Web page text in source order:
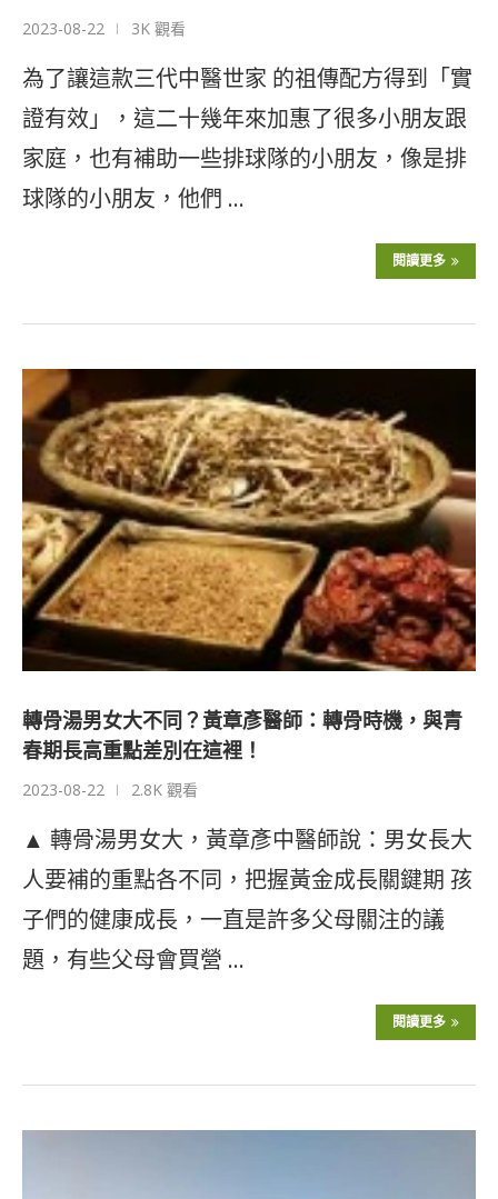
2023-08-22 3K 觀看
為了讓這款三代中醫世家 的祖傳配方得到「實
證有效」，這二十幾年來加惠了很多小朋友跟
家庭，也有補助一些排球隊的小朋友，像是排
球隊的小朋友，他們 …
閱讀更多
轉骨湯男女大不同？黃章彥醫師：轉骨時機，與青
春期長高重點差別在這裡！
2023-08-22 2.8K 觀看
▲ 轉骨湯男女大，黃章彥中醫師說：男女長大
人要補的重點各不同，把握黃金成長關鍵期 孩
子們的健康成長，一直是許多父母關注的議
題，有些父母會買營 …
閱讀更多